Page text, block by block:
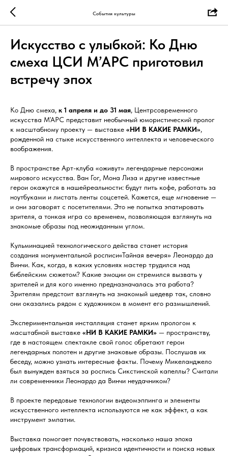
События культуры
Искусство с улыбкой: Ко Дню
смеха ЦСИ М’АРС приготовил
встречу эпох
Ко Дню смеха, к 1 апреля и до 31 мая, Центрсовременного
искусства М’АРС представит необычный юмористический пролог
к масштабному проекту — выставке «НИ В КАКИЕ РАМКИ»,
рожденной на стыке искусственного интеллекта и человеческого
воображения.
В пространстве Арт-клуба «оживут» легендарные персонажи
мирового искусства. Ван Гог, Мона Лиза и другие известные
герои окажутся в нашейреальности: будут пить кофе, работать за
ноутбуками и листать ленты соцсетей. Кажется, еще мгновение —
и они заговорят с посетителями. Это не попытка эпатировать
зрителя, а тонкая игра со временем, позволяющая взглянуть на
знакомые образы под неожиданным углом.
Кульминацией технологического действа станет история
создания монументальной росписи«Тайная вечеря» Леонардо да
Винчи. Как, когда, в каких условиях мастер трудился над
библейским сюжетом? Какие эмоции он стремился вызвать у
зрителей и для кого именно предназначалась эта работа?
Зрителям предстоит взглянуть на знакомый шедевр так, словно
они оказались рядом с художником в момент его размышлений.
Экспериментальная инсталляция станет ярким прологом к
масштабной выставке «НИ В КАКИЕ РАМКИ» — пространству,
где в настоящем спектакле свой голос обретают герои
легендарных полотен и другие знаковые образы. Послушав их
беседу, можно узнать интересные факты. Почему Микеланджело
был вынужден взяться за роспись Сикстинской капеллы? Считали
ли современники Леонардо да Винчи неудачником?
В проекте передовые технологии видеомэппинга и элементы
искусственного интеллекта используются не как эффект, а как
инструмент эмпатии.
Выставка помогает почувствовать, насколько наша эпоха
цифровых трансформаций, кризиса идентичности и поиска новых